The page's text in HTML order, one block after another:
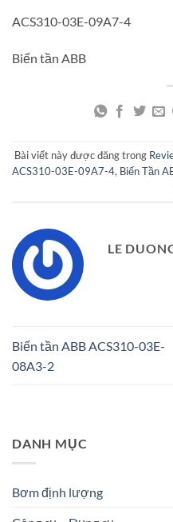
ACS310-03E-09A7-4
Biến tần ABB
Bài viết này được đăng trong
ACS310-03E-09A7-4, Biến Tần
LE
Biến tần ABB ACS310-03E-
08A3-2
DANH MỤC
Bơm định lượng